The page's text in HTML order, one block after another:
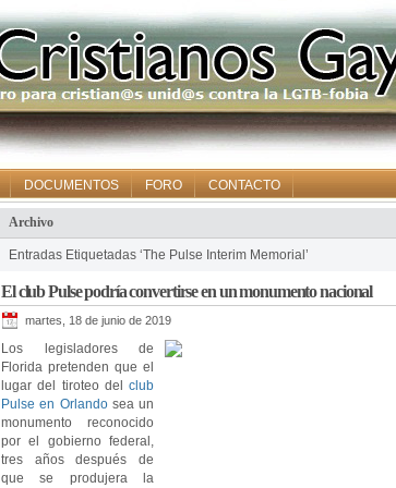
DOCUMENTOS FORO CONTACTO
Archivo
Entradas Etiquetadas ‘The Pulse Interim Memorial’
El club Pulse podría convertirse en un monumento nacional
martes, 18 de junio de 2019
Los legisladores de
Florida pretenden que el
lugar del tiroteo del club
Pulse en Orlandosea un
monumento reconocido
por el gobierno federal,
tres años después de
que se produjera la